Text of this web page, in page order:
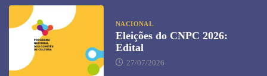
NACIONAL
Eleições do CNPC 2026:
Edital
27/07/2026